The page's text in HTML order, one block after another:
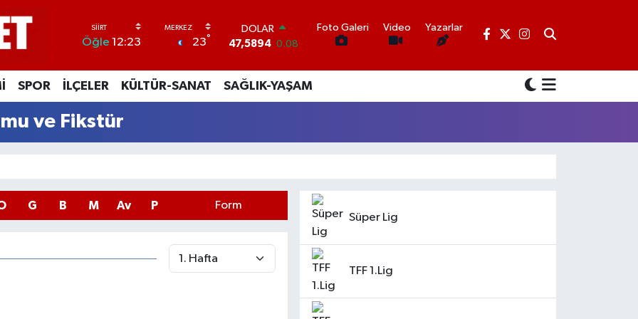
Öğle 12:23 23°
DOLAR
47,5894 0.08
55,0398 -0.02
STERLİN
64,1581 0.16
64.927,78 1.32
Foto Galeri Video Yazarlar
SPOR İLÇELER KÜLTÜR-SANAT SAĞLIK-YAŞAM
ve Fikstür
G B M Av P Form
Süper Lig
TFF 1.Lig